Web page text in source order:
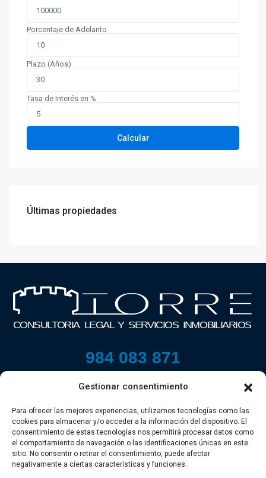
Gestionar consentimiento
Para ofrecer las mejores experiencias, utilizamos tecnologías como las
cookies para almacenar y/o acceder a la información del dispositivo. El
consentimiento de estas tecnologías nos permitirá procesar datos como
el comportamiento de navegación o las identificaciones únicas en este
sitio. No consentir o retirar el consentimiento, puede afectar
negativamente a ciertas características y funciones.
Porcentaje de Adelanto
Plazo (Años)
Tasa de Interés en %
Calcular
Últimas propiedades
984 083 871